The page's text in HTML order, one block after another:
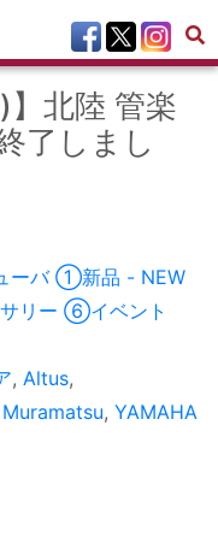
北陸 管楽
了しまし
ーバ ①新品 - NEW
リー ⑥イベント
, Altus,
Muramatsu, YAMAHA